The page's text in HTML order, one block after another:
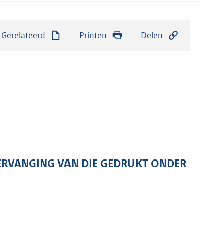
Gerelateerd Printen Delen
VAN DIE GEDRUKT ONDER